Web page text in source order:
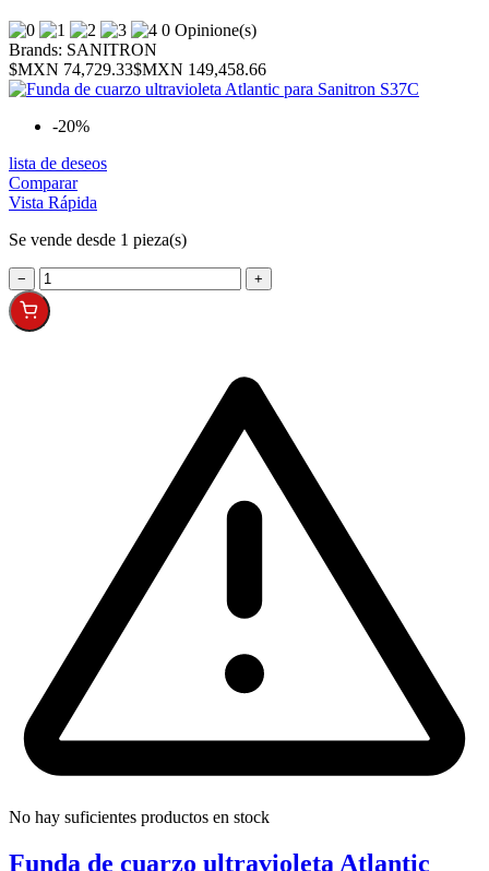
0 Opinione(s)
Brands: SANITRON
$MXN 74,729.33$MXN 149,458.66
-20%
lista de deseos
Comparar
Vista Rápida
Se vende desde 1 pieza(s)
− +
No hay suficientes productos en stock
Funda de cuarzo ultravioleta Atlantic